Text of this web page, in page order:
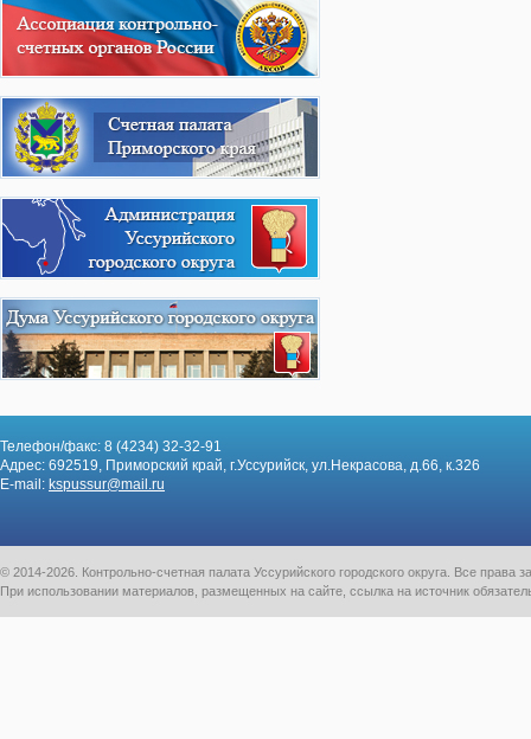
Телефон/факс: 8 (4234) 32-32-91
Адрес: 692519, Приморский край, г.Уссурийск, ул.Некрасова, д.66, к.326
E-mail: kspussur@mail.ru
© 2014-2026. Контрольно-счетная палата Уссурийского городского округа. Все права
При использовании материалов, размещенных на сайте, ссылка на источник